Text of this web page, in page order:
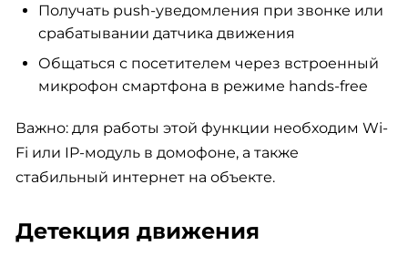
Получать push-уведомления при звонке или
срабатывании датчика движения
Общаться с посетителем через встроенный
микрофон смартфона в режиме hands-free
Важно: для работы этой функции необходим Wi-
Fi или IP-модуль в домофоне, а также
стабильный интернет на объекте.
Детекция движения